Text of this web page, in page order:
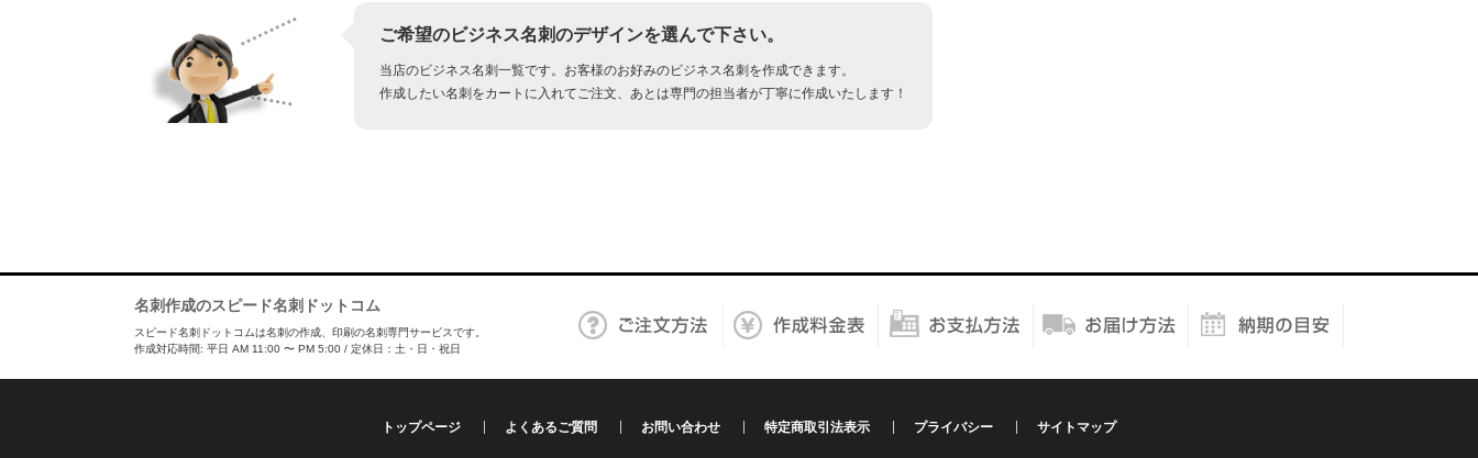
ご希望のビジネス名刺のデザインを選んで下さい。
当店のビジネス名刺一覧です。お客様のお好みのビジネス名刺を作成できます。
作成したい名刺をカートに入れてご注文、あとは専門の担当者が丁寧に作成いたします！
名刺作成のスピード名刺ドットコム
スピード名刺ドットコムは名刺の作成、印刷の名刺専門サービスです。
作成対応時間: 平日 AM 11:00 〜 PM 5:00 / 定休日：土・日・祝日
トップページ よくあるご質問 お問い合わせ 特定商取引法表示 プライバシー サイトマップ